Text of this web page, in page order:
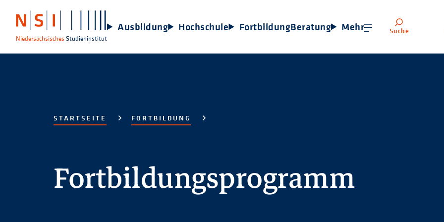
Niedersächsisches Studieninstitut
Ausbildung Hochschule FortbildungBeratung Mehr Suche
STARTSEITE FORTBILDUNG
Fortbildungsprogramm